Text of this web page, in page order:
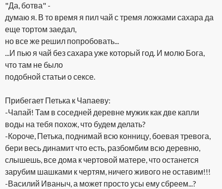
"Да, ботва" -
думаю я. В то время я пил чай с тремя ложками сахара да
еще тортом заедал,
но все же решил попробовать...
...И пью я чай без сахара уже который год. И молю Бога,
что там не было
подобной статьи о сексе.
Прибегает Петька к Чапаеву:
-Чапай! Там в соседней деревне мужик как две капли
воды на тебя похож, что будем делать?
-Короче, Петька, поднимай всю конницу, боевая тревога,
бери весь динамит что есть, разбомбим всю деревню,
слышешь, все дома к чертовой матере, что останется
зарубим шашками к чертям, ничего живого не оставим!!!
-Василий Иваныч, а может просто усы ему сбреем...?